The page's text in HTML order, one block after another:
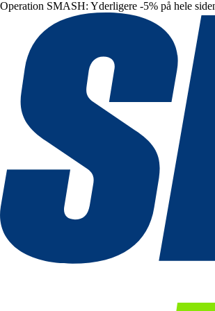
Operation SMASH: Yderligere -5% på hele